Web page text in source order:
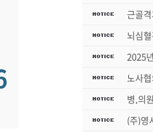
근골
뇌심
2025
노사
병,의
(주)영